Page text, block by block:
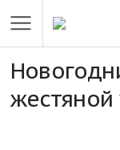
жестяной